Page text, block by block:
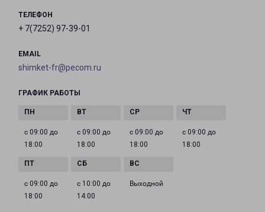
ТЕЛЕФОН
+ 7(7252) 97-39-01
EMAIL
shimket-fr@pecom.ru
ГРАФИК РАБОТЫ
с 09:00 до
18:00
с 09:00 до
18:00
с 09:00 до
18:00
с 09:00 до
18:00
с 09:00 до
18:00
с 10:00 до
14:00
Выходной